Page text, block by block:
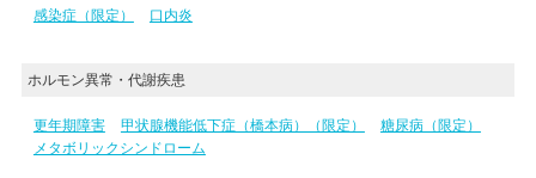
感染症（限定） 口内炎
ホルモン異常・代謝疾患
更年期障害 甲状腺機能低下症（橋本病）（限定）
糖尿病（限定）
メタボリックシンドローム